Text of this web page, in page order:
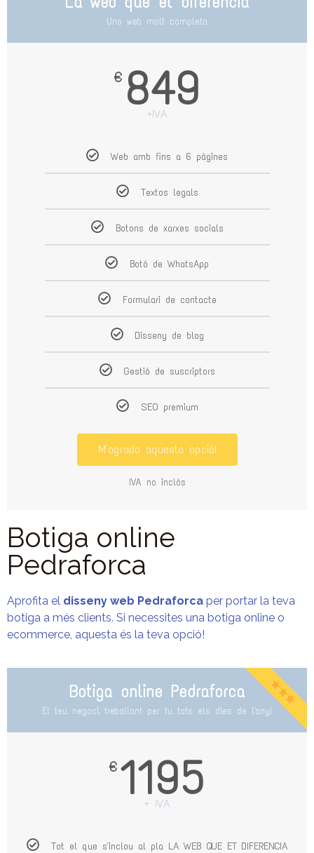
Una web molt completa
€ 849
+IVA
Web amb fins a 6 pàgines
Textos legals
Botons de xarxes socials
Botó de WhatsApp
Formulari de contacte
Disseny de blog
Gestió de suscriptors
SEO premium
M'agrada aquesta opció!
IVA no inclòs
Botiga online
Pedraforca
Aprofita el disseny web Pedraforca per portar la teva
botiga a més clients. Si necessites una botiga online o
ecommerce, aquesta és la teva opció!
Botiga online Pedraforca
El teu negoci, treballant per tu tots els dies de l'any!
€ 1195
+ IVA
Tot el que s'inclou al pla LA WEB QUE ET DIFERENCIA